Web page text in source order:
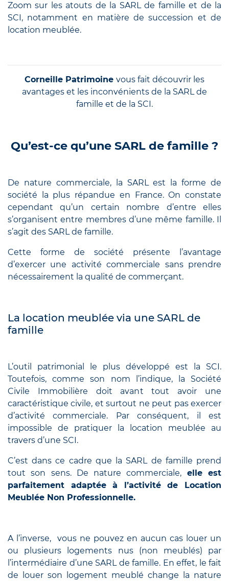
Zoom sur les atouts de la SARL de famille et de la
SCI, notamment en matière de succession et de
location meublée.
Corneille Patrimoine vous fait découvrir les
avantages et les inconvénients de la SARL de
famille et de la SCI.
Qu’est-ce qu’une SARL de famille ?
De nature commerciale, la SARL est la forme de
société la plus répandue en France. On constate
cependant qu’un certain nombre d’entre elles
s’organisent entre membres d’une même famille. Il
s’agit des SARL de famille.
Cette forme de société présente l’avantage
d’exercer une activité commerciale sans prendre
nécessairement la qualité de commerçant.
La location meublée via une SARL de
famille
L’outil patrimonial le plus développé est la SCI.
Toutefois, comme son nom l’indique, la Société
Civile Immobilière doit avant tout avoir une
caractéristique civile, et surtout ne peut pas exercer
d’activité commerciale. Par conséquent, il est
impossible de pratiquer la location meublée au
travers d’une SCI.
C’est dans ce cadre que la SARL de famille prend
tout son sens. De nature commerciale, elle est
parfaitement adaptée à l’activité de Location
Meublée Non Professionnelle.
A l’inverse, vous ne pouvez en aucun cas louer un
ou plusieurs logements nus (non meublés) par
l’intermédiaire d’une SARL de famille. En effet, le fait
de louer son logement meublé change la nature